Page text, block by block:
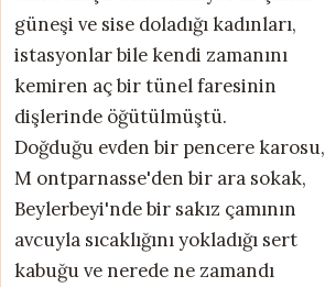
güneşi ve sise doladığı kadınları,
istasyonlar bile kendi zamanını
kemiren aç bir tünel faresinin
dişlerinde öğütülmüştü.
Doğduğu evden bir pencere karosu,
M ontparnasse'den bir ara sokak,
Beylerbeyi'nde bir sakız çamının
avcuyla sıcaklığını yokladığı sert
kabuğu ve nerede ne zamandı